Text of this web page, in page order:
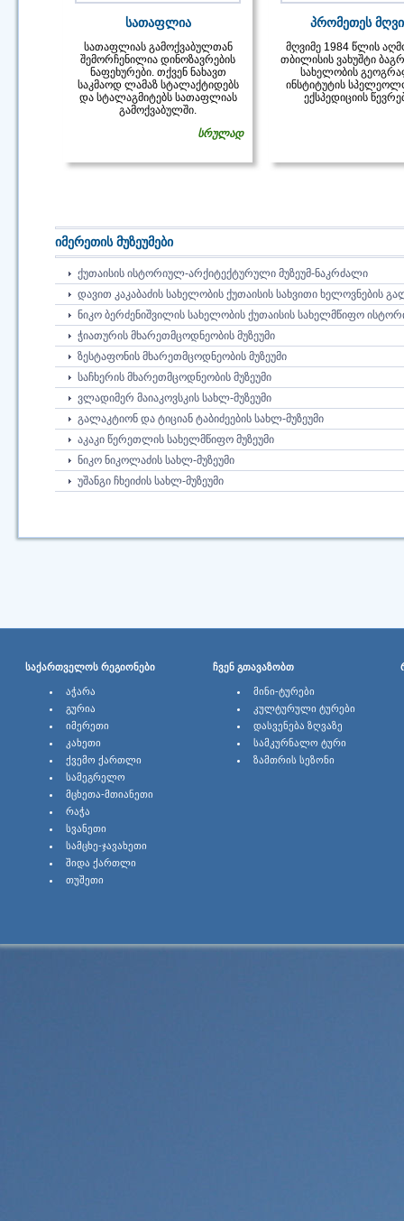
სათაფლია
სათაფლიას გამოქვაბულთან
შემორჩენილია დინოზავრების
ნაფეხურები. თქვენ ნახავთ
საკმაოდ ლამაზ სტალაქტიდებს
და სტალაგმიტებს სათაფლიას
გამოქვაბულში.
სრულად
პრომეთეს
მღვიმე 1984 წლის
თბილისის ვახუშტი
სახელობის
ინსტიტუტის
ექსპედიციის
იმერეთის მუზეუმები
ᲥᲣᲗᲐᲘᲡᲘᲡ ᲘᲡᲢᲝᲠᲘᲣᲚ-ᲐᲠᲥᲘᲢᲔᲥᲢᲣᲠᲣᲚᲘ ᲛᲣᲖᲔᲣᲛ-ᲜᲐᲙᲠᲫᲐᲚᲘ
ᲓᲐᲕᲘᲗ ᲙᲐᲙᲐᲑᲐᲫᲘᲡ ᲡᲐᲮᲔᲚᲝᲑᲘᲡ ᲥᲣᲗᲐᲘᲡᲘᲡ ᲡᲐᲮᲕᲘᲗᲘ ᲮᲔᲚᲝᲕᲜᲔᲑᲘᲡ
ᲜᲘᲙᲝ ᲑᲔᲠᲫᲔᲜᲘᲨᲕᲘᲚᲘᲡ ᲡᲐᲮᲔᲚᲝᲑᲘᲡ ᲥᲣᲗᲐᲘᲡᲘᲡ ᲡᲐᲮᲔᲚᲛᲬᲘᲤᲝ
ᲭᲘᲐᲗᲣᲠᲘᲡ ᲛᲮᲐᲠᲔᲗᲛᲪᲝᲓᲜᲔᲝᲑᲘᲡ ᲛᲣᲖᲔᲣᲛᲘ
ᲖᲔᲡᲢᲐᲤᲝᲜᲘᲡ ᲛᲮᲐᲠᲔᲗᲛᲪᲝᲓᲜᲔᲝᲑᲘᲡ ᲛᲣᲖᲔᲣᲛᲘ
ᲡᲐᲩᲮᲔᲠᲘᲡ ᲛᲮᲐᲠᲔᲗᲛᲪᲝᲓᲜᲔᲝᲑᲘᲡ ᲛᲣᲖᲔᲣᲛᲘ
ᲕᲚᲐᲓᲘᲛᲔᲠ ᲛᲐᲘᲐᲙᲝᲕᲡᲙᲘᲡ ᲡᲐᲮᲚ-ᲛᲣᲖᲔᲣᲛᲘ
ᲒᲐᲚᲐᲙᲢᲘᲝᲜ ᲓᲐ ᲢᲘᲪᲘᲐᲜ ᲢᲐᲑᲘᲫᲔᲔᲑᲘᲡ ᲡᲐᲮᲚ-ᲛᲣᲖᲔᲣᲛᲘ
ᲐᲙᲐᲙᲘ ᲬᲔᲠᲔᲗᲚᲘᲡ ᲡᲐᲮᲔᲚᲛᲬᲘᲤᲝ ᲛᲣᲖᲔᲣᲛᲘ
ᲜᲘᲙᲝ ᲜᲘᲙᲝᲚᲐᲫᲘᲡ ᲡᲐᲮᲚ-ᲛᲣᲖᲔᲣᲛᲘ
ᲣᲨᲐᲜᲒᲘ ᲩᲮᲔᲘᲫᲘᲡ ᲡᲐᲮᲚ-ᲛᲣᲖᲔᲣᲛᲘ
ᲡᲐᲥᲐᲠᲗᲕᲔᲚᲝᲡ ᲠᲔᲒᲘᲝᲜᲔᲑᲘ ᲩᲕᲔᲜ ᲒᲗᲐᲕᲐᲖᲝᲑᲗ
ᲐᲭᲐᲠᲐ
ᲒᲣᲠᲘᲐ
ᲘᲛᲔᲠᲔᲗᲘ
ᲙᲐᲮᲔᲗᲘ
ᲥᲕᲔᲛᲝ ᲥᲐᲠᲗᲚᲘ
ᲡᲐᲛᲔᲒᲠᲔᲚᲝ
ᲛᲪᲮᲔᲗᲐ-ᲛᲗᲘᲐᲜᲔᲗᲘ
ᲠᲐᲭᲐ
ᲡᲕᲐᲜᲔᲗᲘ
ᲡᲐᲛᲪᲮᲔ-ᲯᲐᲕᲐᲮᲔᲗᲘ
ᲨᲘᲓᲐ ᲥᲐᲠᲗᲚᲘ
ᲗᲣᲨᲔᲗᲘ
ᲛᲘᲜᲘ-ᲢᲣᲠᲔᲑᲘ
ᲙᲣᲚᲢᲣᲠᲣᲚᲘ ᲢᲣᲠᲔᲑᲘ
ᲓᲐᲡᲕᲔᲜᲔᲑᲐ ᲖᲦᲕᲐᲖᲔ
ᲡᲐᲛᲙᲣᲠᲜᲐᲚᲝ ᲢᲣᲠᲘ
ᲖᲐᲛᲗᲠᲘᲡ ᲡᲔᲖᲝᲜᲘ